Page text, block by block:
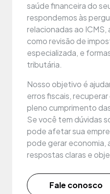
saúde financeira do
respondemos às
relacionadas ao
como revisão de
especializada, e
tributária.
Nosso objetivo é
erros fiscais,
pleno cumprimento
Se você tem dúvidas
pode afetar sua
pode gerar economia,
respostas claras e
Fale conosco